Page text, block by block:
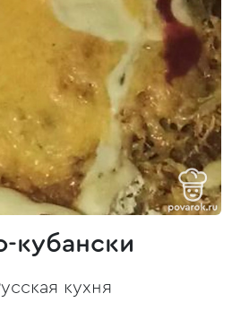
кубански
кухня